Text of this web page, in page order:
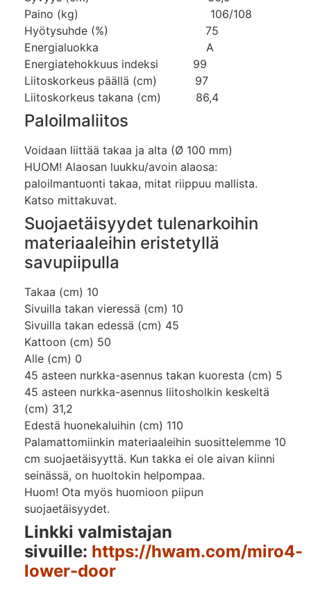
Paino (kg) 106/108
Hyötysuhde (%) 75
Energialuokka A
Energiatehokkuus indeksi 99
Liitoskorkeus päällä (cm) 97
Liitoskorkeus takana (cm) 86,4
Paloilmaliitos
Voidaan liittää takaa ja alta (Ø 100 mm)
HUOM! Alaosan luukku/avoin alaosa:
paloilmantuonti takaa, mitat riippuu mallista.
Katso mittakuvat.
Suojaetäisyydet tulenarkoihin
materiaaleihin eristetyllä
savupiipulla
Takaa (cm) 10
Sivuilla takan vieressä (cm) 10
Sivuilla takan edessä (cm) 45
Kattoon (cm) 50
Alle (cm) 0
45 asteen nurkka-asennus takan kuoresta (cm) 5
45 asteen nurkka-asennus liitosholkin keskeltä
(cm) 31,2
Edestä huonekaluihin (cm) 110
Palamattomiinkin materiaaleihin suosittelemme 10
cm suojaetäisyyttä. Kun takka ei ole aivan kiinni
seinässä, on huoltokin helpompaa.
Huom! Ota myös huomioon piipun
suojaetäisyydet.
Linkki valmistajan
sivuille: https://hwam.com/miro4-
lower-door